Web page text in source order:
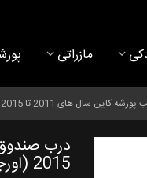
مازراتی
2011 تا 2015 (اورجینال) - 95851201100
2015 (اورجینال) - 95851201100